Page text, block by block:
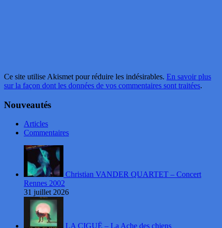
Ce site utilise Akismet pour réduire les indésirables. En savoir plus
sur la façon dont les données de vos commentaires sont traitées.
Nouveautés
Articles
Commentaires
Christian VANDER QUARTET – Concert
Rennes 2002
31 juillet 2026
LA CIGUË – La Ache des chiens